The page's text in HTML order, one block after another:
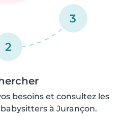
2
3
besoins et consultez les
à Jurançon.